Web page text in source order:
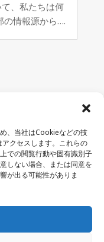
、当社はCookieなどの技
クセスします。これらの
での閲覧行動や固有識別子
しない場合、または同意を
が出る可能性がありま
、私たちは何
の情報源から….